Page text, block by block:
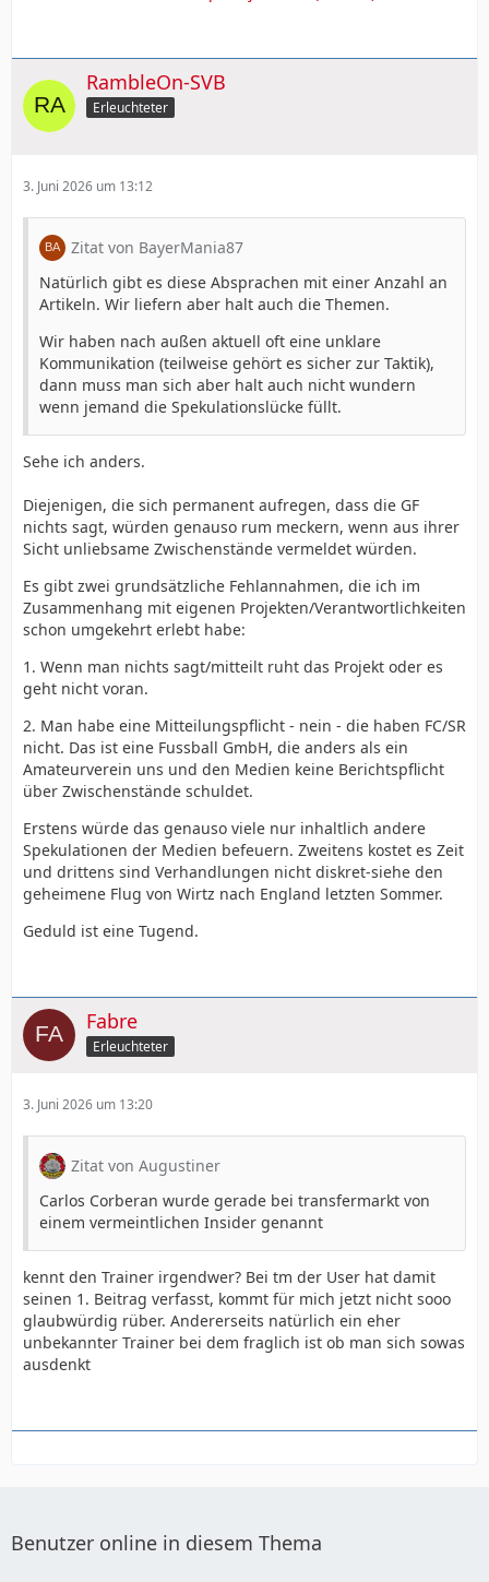
RambleOn-SVB
Erleuchteter
3. Juni 2026 um 13:12
Zitat von BayerMania87
Natürlich gibt es diese Absprachen mit einer Anzahl an
Artikeln. Wir liefern aber halt auch die Themen.
Wir haben nach außen aktuell oft eine unklare
Kommunikation (teilweise gehört es sicher zur Taktik),
dann muss man sich aber halt auch nicht wundern
wenn jemand die Spekulationslücke füllt.
Sehe ich anders.
Diejenigen, die sich permanent aufregen, dass die GF
nichts sagt, würden genauso rum meckern, wenn aus ihrer
Sicht unliebsame Zwischenstände vermeldet würden.
Es gibt zwei grundsätzliche Fehlannahmen, die ich im
Zusammenhang mit eigenen Projekten/Verantwortlichkeiten
schon umgekehrt erlebt habe:
1. Wenn man nichts sagt/mitteilt ruht das Projekt oder es
geht nicht voran.
2. Man habe eine Mitteilungspflicht - nein - die haben FC/SR
nicht. Das ist eine Fussball GmbH, die anders als ein
Amateurverein uns und den Medien keine Berichtspflicht
über Zwischenstände schuldet.
Erstens würde das genauso viele nur inhaltlich andere
Spekulationen der Medien befeuern. Zweitens kostet es Zeit
und drittens sind Verhandlungen nicht diskret-siehe den
geheimene Flug von Wirtz nach England letzten Sommer.
Geduld ist eine Tugend.
Fabre
Erleuchteter
3. Juni 2026 um 13:20
Zitat von Augustiner
Carlos Corberan wurde gerade bei transfermarkt von
einem vermeintlichen Insider genannt
kennt den Trainer irgendwer? Bei tm der User hat damit
seinen 1. Beitrag verfasst, kommt für mich jetzt nicht sooo
glaubwürdig rüber. Andererseits natürlich ein eher
unbekannter Trainer bei dem fraglich ist ob man sich sowas
ausdenkt
Benutzer online in diesem Thema